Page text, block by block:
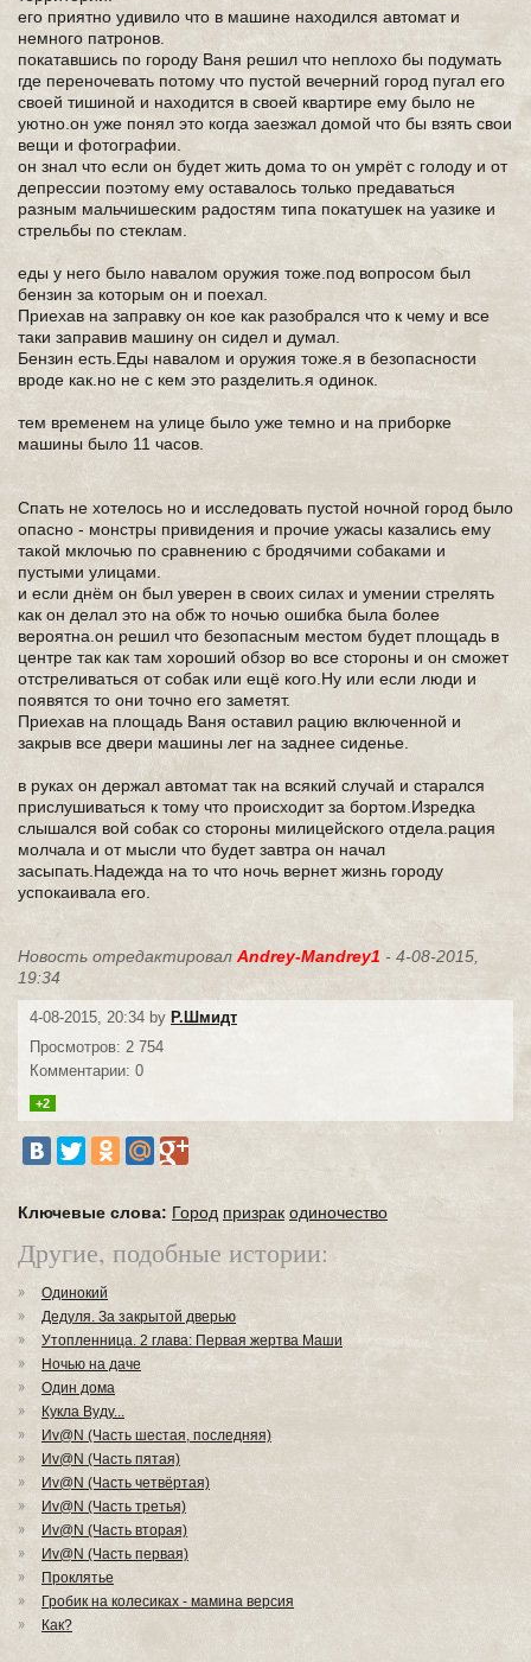
его приятно удивило что в машине находился автомат и
немного патронов.
покатавшись по городу Ваня решил что неплохо бы подумать
где переночевать потому что пустой вечерний город пугал его
своей тишиной и находится в своей квартире ему было не
уютно.он уже понял это когда заезжал домой что бы взять свои
вещи и фотографии.
он знал что если он будет жить дома то он умрёт с голоду и от
депрессии поэтому ему оставалось только предаваться
разным мальчишеским радостям типа покатушек на уазике и
стрельбы по стеклам.
еды у него было навалом оружия тоже.под вопросом был
бензин за которым он и поехал.
Приехав на заправку он кое как разобрался что к чему и все
таки заправив машину он сидел и думал.
Бензин есть.Еды навалом и оружия тоже.я в безопасности
вроде как.но не с кем это разделить.я одинок.
тем временем на улице было уже темно и на приборке
машины было 11 часов.
Спать не хотелось но и исследовать пустой ночной город было
опасно - монстры привидения и прочие ужасы казались ему
такой мклочью по сравнению с бродячими собаками и
пустыми улицами.
и если днём он был уверен в своих силах и умении стрелять
как он делал это на обж то ночью ошибка была более
вероятна.он решил что безопасным местом будет площадь в
центре так как там хороший обзор во все стороны и он сможет
отстреливаться от собак или ещё кого.Ну или если люди и
появятся то они точно его заметят.
Приехав на площадь Ваня оставил рацию включенной и
закрыв все двери машины лег на заднее сиденье.
в руках он держал автомат так на всякий случай и старался
прислушиваться к тому что происходит за бортом.Изредка
слышался вой собак со стороны милицейского отдела.рация
молчала и от мысли что будет завтра он начал
засыпать.Надежда на то что ночь вернет жизнь городу
успокаивала его.
Новость отредактировал Andrey-Mandrey1 - 4-08-2015,
19:34
4-08-2015, 20:34 by Р.Шмидт
Просмотров: 2 754
Комментарии: 0
+2
Ключевые слова: Город призрак одиночество
Другие, подобные истории:
Одинокий
Дедуля. За закрытой дверью
Утопленница. 2 глава: Первая жертва Маши
Ночью на даче
Один дома
Кукла Вуду...
Иv@N (Часть шестая, последняя)
Иv@N (Часть пятая)
Иv@N (Часть четвёртая)
Иv@N (Часть третья)
Иv@N (Часть вторая)
Иv@N (Часть первая)
Проклятье
Гробик на колесиках - мамина версия
Как?